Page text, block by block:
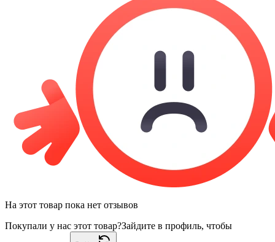
На этот товар пока нет отзывов
Покупали у нас этот товар?Зайдите в профиль, чтобы